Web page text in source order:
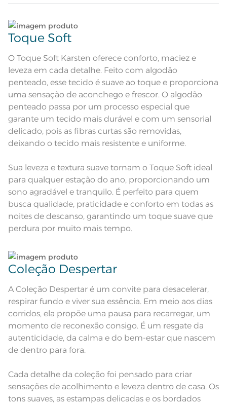
Atributos
bege
Composição 100% Algodão
Tamanho Casal
Cor Bege
Itens Inclusos
1 Lençol de Elástico; 1 Sobrelençol; 2
Medida
Sobrelençol: 2,20m x 2,40m; Lençol
de Elástico: 1,38m x 1,88m x 35cm;
Fronha: 50cm x 70cm
Acabamento Estampado
Observações
Pode haver pequena variação de
cor, de acordo com a configuração
e modelo do monitor ou do
aparelho celular. Consultar a cor
Lave tipos de tecidos distintos separadamente;
Não lave cores claras e cores escuras no mesmo
ciclo;
Lave as peças no ciclo leve, suave ou delicado de
sua lavadora;
Enxágue as peças com bastante água;
Utilize a quantidade mínima de amaciante e sabão;
Leia atentamente as instruções na etiqueta.
Toque Soft
O Toque Soft Karsten oferece conforto, maciez e
leveza em cada detalhe. Feito com algodão
penteado, esse tecido é suave ao toque e proporciona
uma sensação de aconchego e frescor. O algodão
penteado passa por um processo especial que
garante um tecido mais durável e com um sensorial
delicado, pois as fibras curtas são removidas,
deixando o tecido mais resistente e uniforme.
Sua leveza e textura suave tornam o Toque Soft ideal
para qualquer estação do ano, proporcionando um
sono agradável e tranquilo. É perfeito para quem
busca qualidade, praticidade e conforto em todas as
noites de descanso, garantindo um toque suave que
perdura por muito mais tempo.
Coleção Despertar
A Coleção Despertar é um convite para desacelerar,
respirar fundo e viver sua essência. Em meio aos dias
corridos, ela propõe uma pausa para recarregar, um
momento de reconexão consigo. É um resgate da
autenticidade, da calma e do bem-estar que nascem
de dentro para fora.
Cada detalhe da coleção foi pensado para criar
sensações de acolhimento e leveza dentro de casa. Os
tons suaves, as estampas delicadas e os bordados